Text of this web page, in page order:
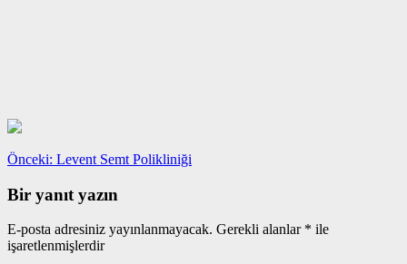
Yazı
gezinmesi
Önceki: Önceki
Levent Semt Polikliniği
Bir yanıt yazın
E-posta adresiniz yayınlanmayacak. Gerekli alanlar * ile
işaretlenmişlerdir